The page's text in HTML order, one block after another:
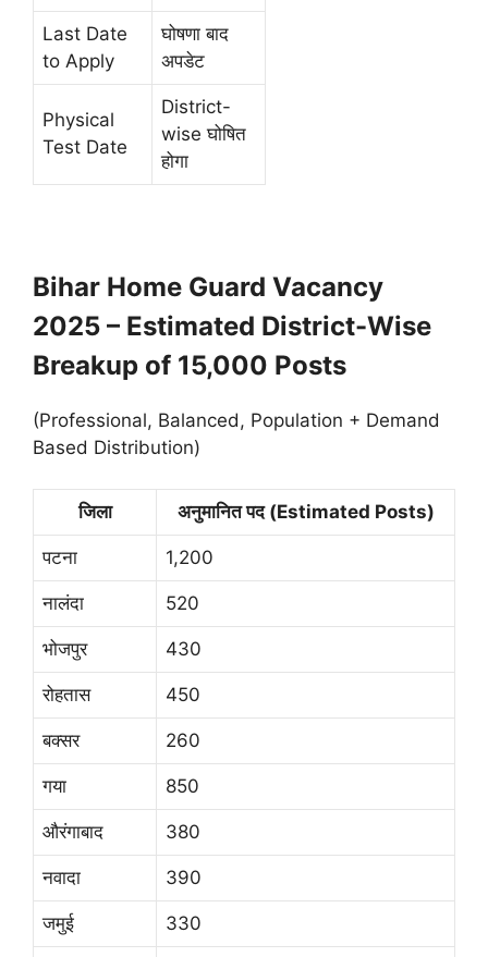
Last Date
to Apply
घोषणा बाद
अपडेट
Physical
Test Date
District-
wise घोषित
होगा
Bihar Home Guard Vacancy
2025 – Estimated District-Wise
Breakup of 15,000 Posts
(Professional, Balanced, Population + Demand
Based Distribution)
जिला अनुमानित पद (Estimated Posts)
पटना 1,200
नालंदा 520
भोजपुर 430
रोहतास 450
बक्सर 260
गया 850
औरंगाबाद 380
नवादा 390
जमुई 330